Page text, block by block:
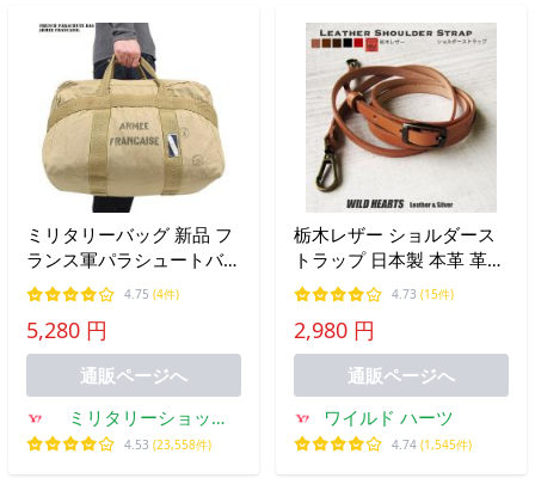
ミリタリーバッグ 新品 フ
ランス軍パラシュートバッ
グ AMEE FRANCAISE カー
キ LARGE【T】
4.75 (4件)
5,280 円
通販ページへ
ミリタリーショップ
WAIPER
4.53 (23,558件)
栃木レザー ショルダース
トラップ 日本製 本革 革
牛革 スマホストラップ レ
ザーストラップ 斜めがけ
スマホショルダー (ID
st4319r1)
4.73 (15件)
2,980 円
通販ページへ
ワイルド ハーツ
4.74 (1,545件)